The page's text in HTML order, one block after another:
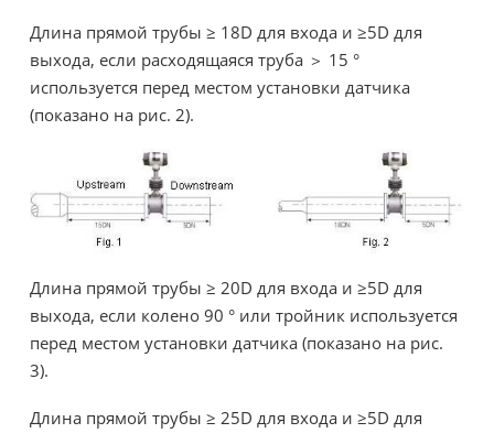
Длина прямой трубы ≥ 18D для входа и ≥5D для
выхода, если расходящаяся труба ＞ 15 °
используется перед местом установки датчика
(показано на рис. 2).
Длина прямой трубы ≥ 20D для входа и ≥5D для
выхода, если колено 90 ° или тройник используется
перед местом установки датчика (показано на рис.
3).
Длина прямой трубы ≥ 25D для входа и ≥5D для